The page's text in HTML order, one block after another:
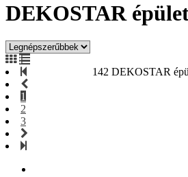
DEKOSTAR
142 DEKOSTAR
1
2
3